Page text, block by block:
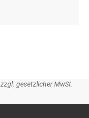
gesetzlicher MwSt.